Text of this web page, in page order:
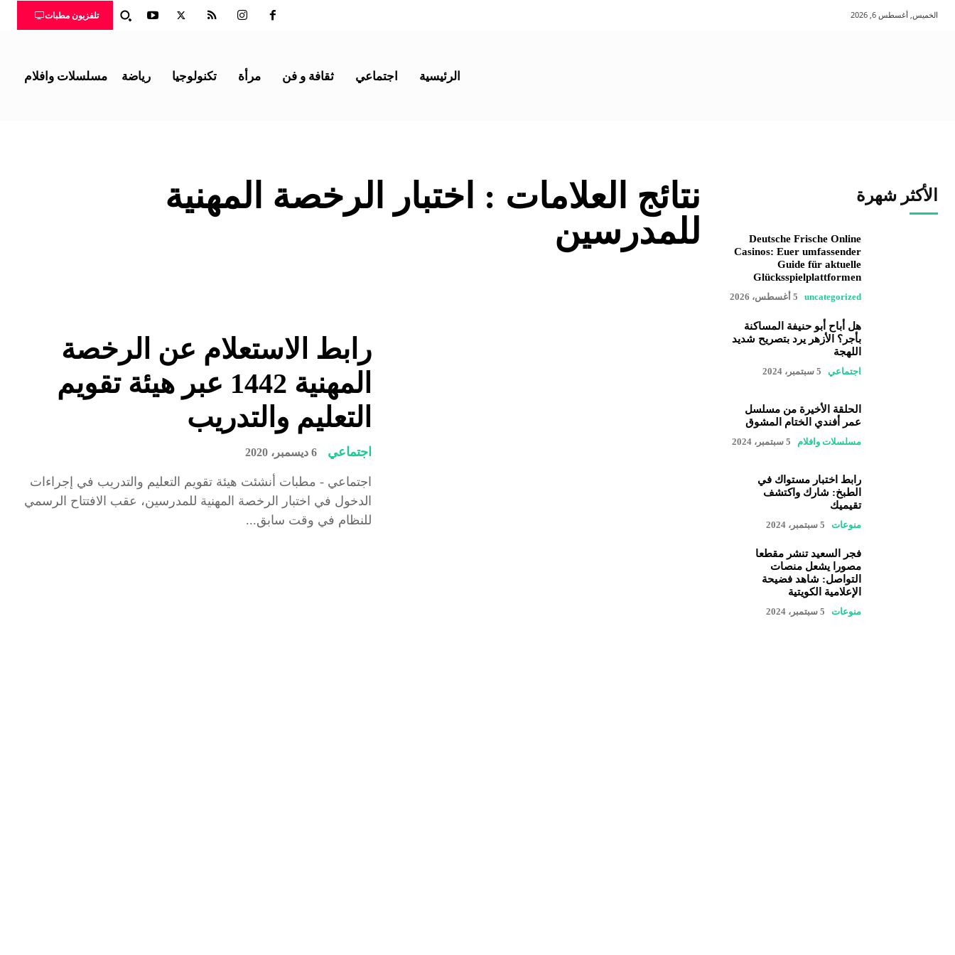
تلفزيون مطبات الخميس, أغسطس 6, 2026
الرئيسية اجتماعي ثقافة و فن مرأة تكنولوجيا رياضة مسلسلات وافلام
نتائج العلامات : اختبار الرخصة المهنية
للمدرسين
رابط الاستعلام عن الرخصة
المهنية 1442 عبر هيئة تقويم
التعليم والتدريب
اجتماعي 6 ديسمبر، 2020
اجتماعي - مطبات أنشئت هيئة تقويم التعليم والتدريب في إجراءات
الدخول في اختبار الرخصة المهنية للمدرسين، عقب الافتتاح الرسمي
للنظام في وقت سابق...
الأكثر شهرة
Deutsche Frische Online
Casinos: Euer umfassender
Guide für aktuelle
Glücksspielplattformen
uncategorized 5 أغسطس، 2026
هل أباح أبو حنيفة المساكنة
بأجر؟ الأزهر يرد بتصريح شديد
اللهجة
اجتماعي 5 سبتمبر، 2024
الحلقة الأخيرة من مسلسل
عمر أفندي الختام المشوق
مسلسلات وافلام 5 سبتمبر، 2024
رابط اختبار مستواك في
الطبخ: شارك واكتشف
تقيميك
منوعات 5 سبتمبر، 2024
فجر السعيد تنشر مقطعا
مصورا يشعل منصات
التواصل: شاهد فضيحة
الإعلامية الكويتية
منوعات 5 سبتمبر، 2024